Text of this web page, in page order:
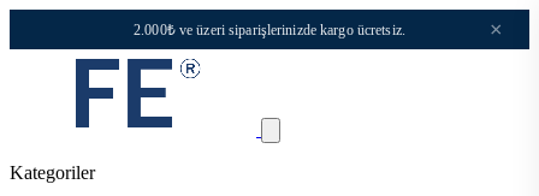
2.000₺ ve üzeri siparişlerinizde kargo ücretsiz. ×
Kategoriler